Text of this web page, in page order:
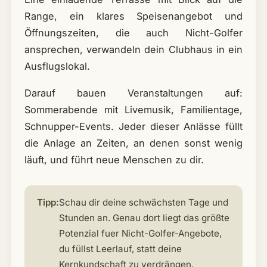
Range, ein klares Speisenangebot und
Öffnungszeiten, die auch Nicht-Golfer
ansprechen, verwandeln dein Clubhaus in ein
Ausflugslokal.
Darauf bauen Veranstaltungen auf:
Sommerabende mit Livemusik, Familientage,
Schnupper-Events. Jeder dieser Anlässe füllt
die Anlage an Zeiten, an denen sonst wenig
läuft, und führt neue Menschen zu dir.
Tipp:Schau dir deine schwächsten Tage und
Stunden an. Genau dort liegt das größte
Potenzial fuer Nicht-Golfer-Angebote,
du füllst Leerlauf, statt deine
Kernkundschaft zu verdrängen.